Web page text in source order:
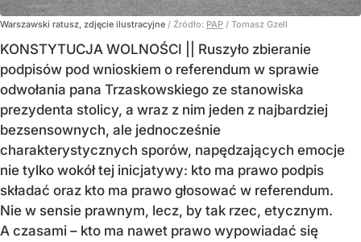
Warszawski ratusz, zdjęcie ilustracyjne / Źródło: PAP / Tomasz Gzell
KONSTYTUCJA WOLNOŚCI || Ruszyło zbieranie
podpisów pod wnioskiem o referendum w sprawie
odwołania pana Trzaskowskiego ze stanowiska
prezydenta stolicy, a wraz z nim jeden z najbardziej
bezsensownych, ale jednocześnie
charakterystycznych sporów, napędzających emocje
nie tylko wokół tej inicjatywy: kto ma prawo podpis
składać oraz kto ma prawo głosować w referendum.
Nie w sensie prawnym, lecz, by tak rzec, etycznym.
A czasami – kto ma nawet prawo wypowiadać się